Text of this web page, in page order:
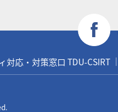
対応・対策窓口 TDU-CSIRT